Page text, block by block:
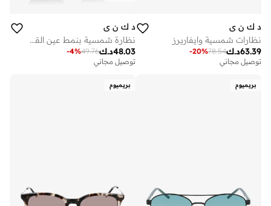
د ك ن ي
نظارات شمسية وايفاريرز
د.ك63.39
78.54
-20%
توصيل مجاني
د ك ن ي
نظارة شمسية بنمط عين القطة
د.ك48.03
49.76
-4%
توصيل مجاني
بريميوم بريميوم